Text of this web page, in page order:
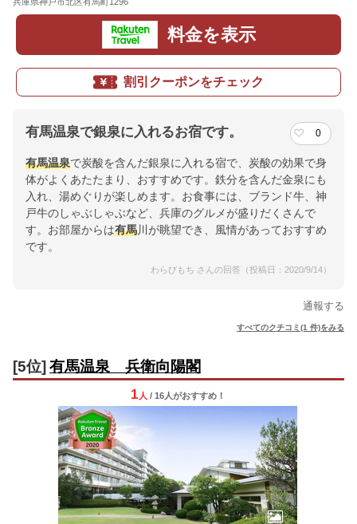
料金を表示
割引クーポンをチェック
有馬温泉で銀泉に入れるお宿です。 0
有馬温泉で炭酸を含んだ銀泉に入れる宿で、炭酸の効果で身
体がよくあたたまり、おすすめです。鉄分を含んだ金泉にも
入れ、湯めぐりが楽しめます。お食事には、ブランド牛、神
戸牛のしゃぶしゃぶなど、兵庫のグルメが盛りだくさんで
す。お部屋からは有馬川が眺望でき、風情があっておすすめ
です。
わらびもち さんの回答（投稿日：2020/9/14）
通報する
すべてのクチコミ(1 件)をみる
[5位] 有馬温泉 兵衛向陽閣
1 人 / 16人がおすすめ！